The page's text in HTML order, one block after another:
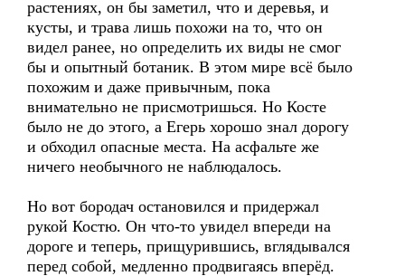
растениях, он бы заметил, что и деревья, и
кусты, и трава лишь похожи на то, что он
видел ранее, но определить их виды не смог
бы и опытный ботаник. В этом мире всё было
похожим и даже привычным, пока
внимательно не присмотришься. Но Косте
было не до этого, а Егерь хорошо знал дорогу
и обходил опасные места. На асфальте же
ничего необычного не наблюдалось.
Но вот бородач остановился и придержал
рукой Костю. Он что-то увидел впереди на
дороге и теперь, прищурившись, вглядывался
перед собой, медленно продвигаясь вперёд.